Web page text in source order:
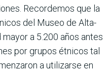
Recordemos que la
del Museo de Alta­
a 5.200 años antes
por grupos étnicos tal
a utilizarse en